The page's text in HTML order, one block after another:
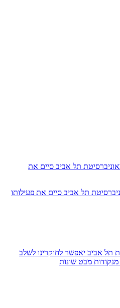
תל אביב סיים את פעילותו
תל אביב יאפשר לחוקרינו לשלב
מבט שונות